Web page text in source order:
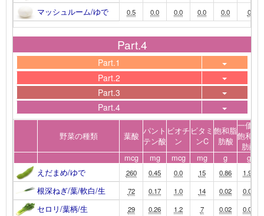
マッシュルーム/ゆで 0.5 0.0 0.0 0.0 0.0 0
Part.4
Part.1
Part.2
Part.3
Part.4
野菜の種類 葉酸 パント
テン酸
ビオチ
ン
ビタミ
ンC
飽和脂
肪酸
一価不
飽和脂
肪酸
mcg
mg mcg mg g
g
えだまめ/ゆで
260 0.45 0.0 15 0.86 1.91
根深ねぎ/葉/軟白/生 72 0.17 1.0 14 0.02 0.00
セロリ/葉柄/生 29 0.26 1.2 7 0.02 0.00